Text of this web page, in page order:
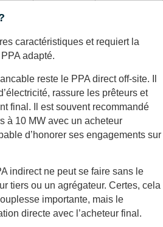
caractéristiques et requiert la
adapté.
reste le PPA direct off-site. Il
rassure les prêteurs et
final. Il est souvent recommandé
à 10 MW avec un acheteur
d’honorer ses engagements sur
indirect ne peut se faire sans le
tiers ou un agrégateur. Certes, cela
importante, mais le
directe avec l’acheteur final.